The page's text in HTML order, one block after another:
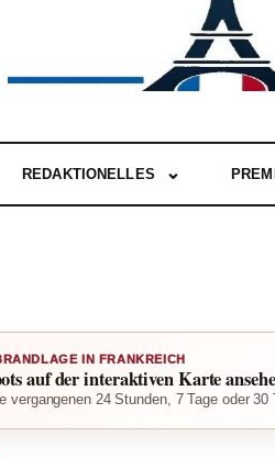
REDAKTIONELLES
IN FRANKREICH
auf der interaktiven Karte
vergangenen 24 Stunden, 7 Tage oder 30